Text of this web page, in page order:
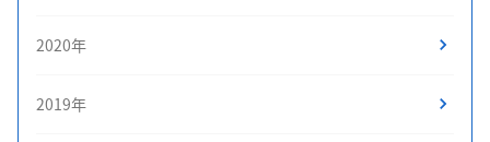
2020年
2019年